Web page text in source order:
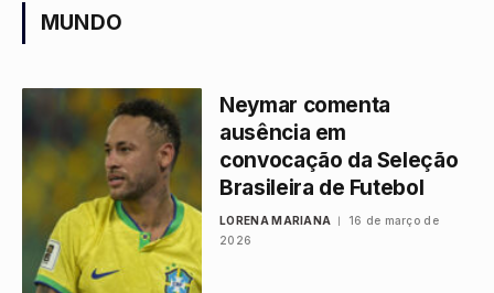
MUNDO
Neymar comenta
ausência em
convocação da Seleção
Brasileira de Futebol
LORENA MARIANA
16 de março de
2026